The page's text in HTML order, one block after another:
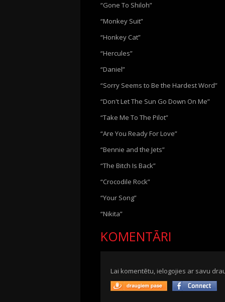
“Gone To Shiloh”
“Monkey Suit”
“Honkey Cat”
“Hercules”
“Daniel”
“Sorry Seems to Be the Hardest Word”
“Don't Let The Sun Go Down On Me”
“Take Me To The Pilot”
“Are You Ready For Love”
“Bennie and the Jets”
“The Bitch Is Back”
“Crocodile Rock”
“Your Song”
“Nikita”
KOMENTĀRI
Lai komentētu, ielogojies ar savu